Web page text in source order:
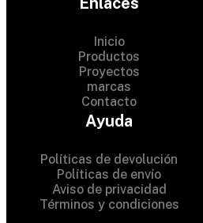
Inicio
Productos
Proyectos
marcas
Contacto
Ayuda
Políticas de devolución
Políticas de envío
Aviso de privacidad
Términos y condiciones